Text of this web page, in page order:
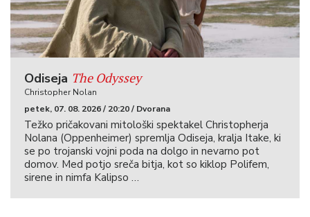
Odiseja The Odyssey
Christopher Nolan
petek, 07. 08. 2026 / 20:20 / Dvorana
Težko pričakovani mitološki spektakel Christopherja
Nolana (Oppenheimer) spremlja Odiseja, kralja Itake, ki
se po trojanski vojni poda na dolgo in nevarno pot
domov. Med potjo sreča bitja, kot so kiklop Polifem,
sirene in nimfa Kalipso …